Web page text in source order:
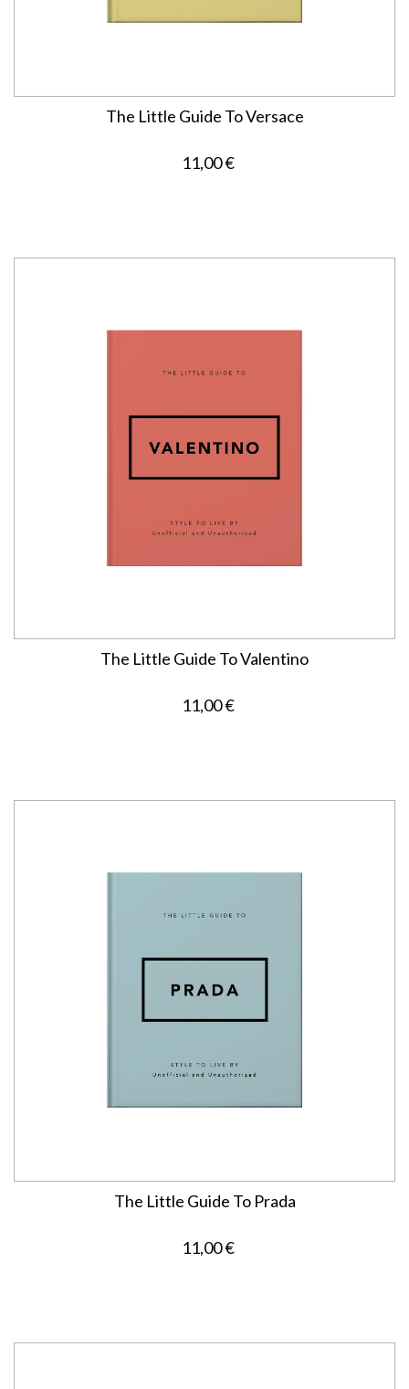
The Little Guide To Versace
11,00 €
The Little Guide To Valentino
11,00 €
The Little Guide To Prada
11,00 €